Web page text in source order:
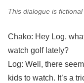
This dialogue is
Chako: Hey Log,
watch golf lately?
Log: Well, there
kids to watch. It’s a